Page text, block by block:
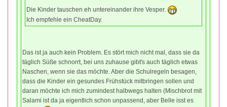
Die Kinder tauschen eh untereinander ihre Vesper.
Ich empfehle ein CheatDay.
Das ist ja auch kein Problem. Es stört mich nicht mal, dass sie da
täglich Süße schnorrt, bei uns zuhause gibt's auch täglich etwas
Naschen, wenn sie das möchte. Aber die Schulregeln besagen,
dass die Kinder ein gesundes Frühstück mitbringen sollen und
daran möchte ich mich zumindest halbwegs halten (Mischbrot mit
Salami ist da ja eigentlich schon unpassend, aber Belle isst es